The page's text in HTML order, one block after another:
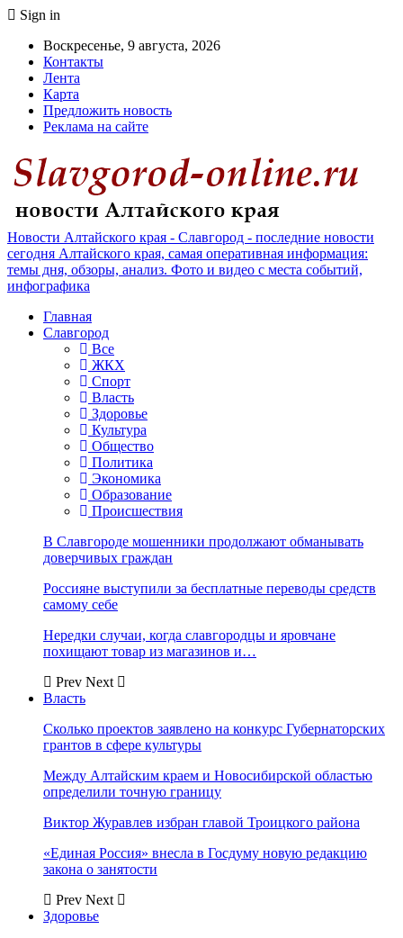
Sign in
Воскресенье, 9 августа, 2026
Контакты
Лента
Карта
Предложить новость
Реклама на сайте
Новости Алтайского края - Славгород - последние новости
сегодня Алтайского края, самая оперативная информация:
темы дня, обзоры, анализ. Фото и видео с места событий,
инфографика
Главная
Славгород
Все
ЖКХ
Спорт
Власть
Здоровье
Культура
Общество
Политика
Экономика
Образование
Происшествия
В Славгороде мошенники продолжают обманывать
доверчивых граждан
Россияне выступили за бесплатные переводы средств
самому себе
Нередки случаи, когда славгородцы и яровчане
похищают товар из магазинов и…
Prev Next
Власть
Сколько проектов заявлено на конкурс Губернаторских
грантов в сфере культуры
Между Алтайским краем и Новосибирской областью
определили точную границу
Виктор Журавлев избран главой Троицкого района
«Единая Россия» внесла в Госдуму новую редакцию
закона о занятости
Prev Next
Здоровье